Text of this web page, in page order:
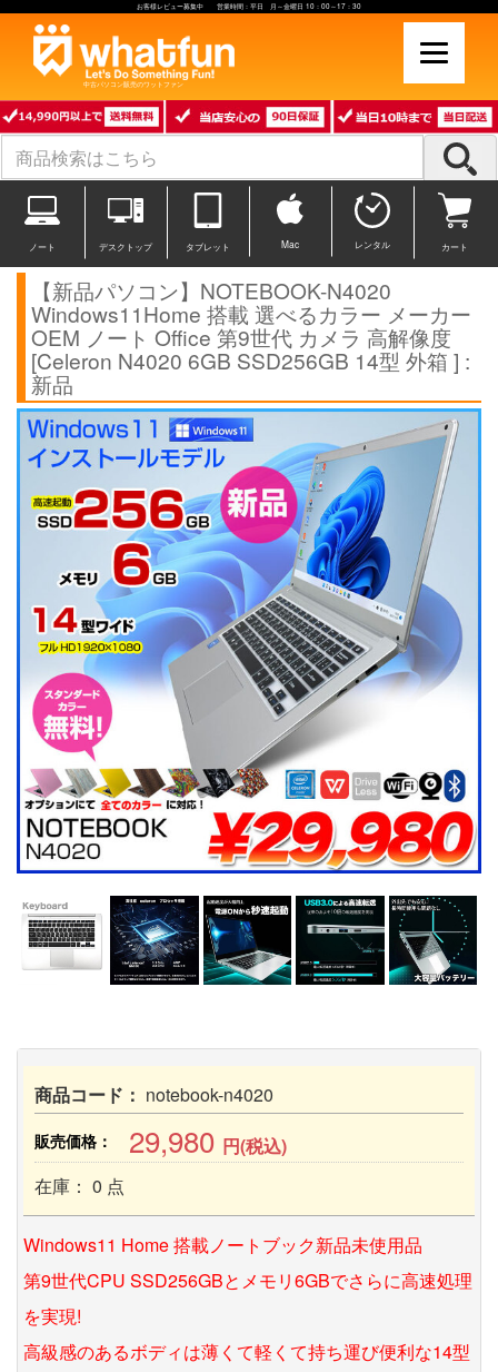
お客様レビュー募集中 営業時間：平日 月～金曜日 10：00～17：30
中古パソコン販売のワットファン
ノート デスクトップ タブレット Mac レンタル カート
【新品パソコン】NOTEBOOK-N4020
Windows11Home 搭載 選べるカラー メーカー
OEM ノート Office 第9世代 カメラ 高解像度
[Celeron N4020 6GB SSD256GB 14型 外箱 ] :
新品
商品コード： notebook-n4020
販売価格： 29,980 円(税込)
在庫： 0 点
Windows11 Home 搭載ノートブック新品未使用品
第9世代CPU SSD256GBとメモリ6GBでさらに高速処理
を実現!
高級感のあるボディは薄くて軽くて持ち運び便利な14型